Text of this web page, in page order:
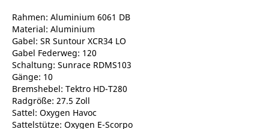
Rahmen: Aluminium 6061 DB
Material: Aluminium
Gabel: SR Suntour XCR34 LO
Gabel Federweg: 120
Schaltung: Sunrace RDMS103
Gänge: 10
Bremshebel: Tektro HD-T280
Radgröße: 27.5 Zoll
Sattel: Oxygen Havoc
Sattelstütze: Oxygen E-Scorpo